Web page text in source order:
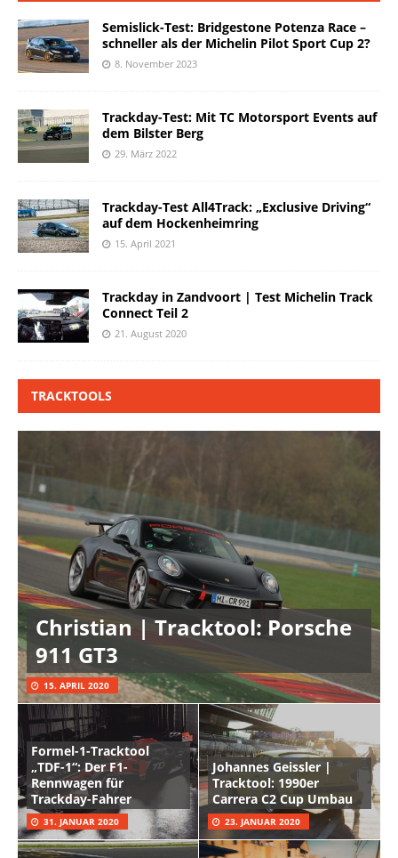
Semislick-Test: Bridgestone Potenza Race –
schneller als der Michelin Pilot Sport Cup 2?
8. November 2023
Trackday-Test: Mit TC Motorsport Events auf
dem Bilster Berg
29. März 2022
Trackday-Test All4Track: „Exclusive Driving“
auf dem Hockenheimring
15. April 2021
Trackday in Zandvoort | Test Michelin Track
Connect Teil 2
21. August 2020
TRACKTOOLS
Christian | Tracktool: Porsche
911 GT3
15. APRIL 2020
Formel-1-Tracktool
„TDF-1“: Der F1-
Rennwagen für
Trackday-Fahrer
31. JANUAR 2020
Johannes Geissler |
Tracktool: 1990er
Carrera C2 Cup Umbau
23. JANUAR 2020